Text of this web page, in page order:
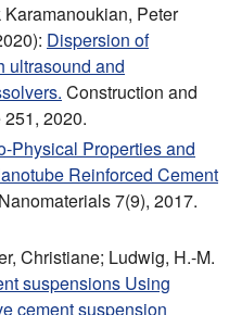
Peter
Dispersion of
ultrasound and
Construction and
2020.
Physical Properties and
Reinforced Cement
Nanomaterials 7(9), 2017.
Christiane; Ludwig, H.-M.
suspensions Using
cement suspension